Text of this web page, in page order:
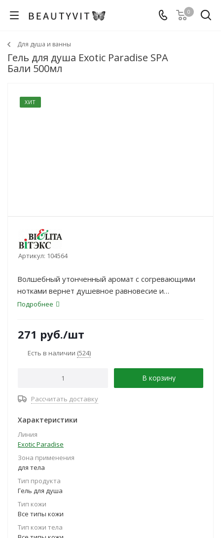
0
Для душа и ванны
Гель для душа Exotic Paradise SPA
Бали 500мл
ХИТ
Артикул: 104564
Волшебный утонченный аромат с согревающими
нотками вернет душевное равновесие и
ощущение умиротворенности. Насладитесь
Подробнее
271 руб./шт
Есть в наличии (524)
В корзину
Рассчитать доставку
Характеристики
Линия
Exotic Paradise
Зона применения
для тела
Тип продукта
Гель для душа
Тип кожи
Все типы кожи
Тип кожи тела